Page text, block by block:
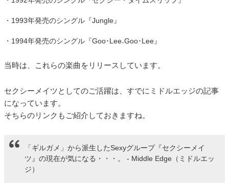
・1993年発売のシングル『Jungle』
・1994年発売のシングル『Goo･Lee₋Goo･Lee』
当時は、これらの楽曲をリリースしています。
セクシーメイツとしてのご活躍は、すでにミドルエッジの記事
になっています。
そちらのリンクもご紹介しておきますね。
「ギルガメ」から派生したSexyグループ『セクシーメイ
ツ』の現在が気になる・・・。 - Middle Edge（ミドルエッ
ジ）